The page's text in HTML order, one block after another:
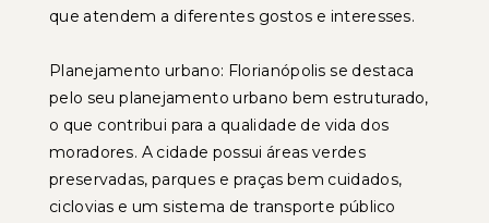
que atendem a diferentes gostos e interesses.
Planejamento urbano: Florianópolis se destaca
pelo seu planejamento urbano bem estruturado,
o que contribui para a qualidade de vida dos
moradores. A cidade possui áreas verdes
preservadas, parques e praças bem cuidados,
ciclovias e um sistema de transporte público